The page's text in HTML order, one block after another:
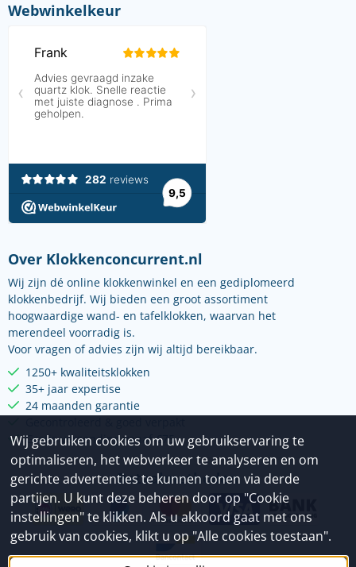
Webwinkelkeur
Over Klokkenconcurrent.nl
Wij zijn dé online klokkenwinkel en een gediplomeerd
klokkenbedrijf. Wij bieden een groot assortiment
hoogwaardige wand- en tafelklokken, waarvan het
merendeel voorradig is.
Voor vragen of advies zijn wij altijd bereikbaar.
1250+ kwaliteitsklokken
35+ jaar expertise
24 maanden garantie
Gratis verzending vanaf €75
Betaalmethoden
Wij gebruiken cookies om uw gebruikservaring te
optimaliseren, het webverkeer te analyseren en om
gerichte advertenties te kunnen tonen via derde
partijen. U kunt deze beheren door op "Cookie
instellingen" te klikken. Als u akkoord gaat met ons
gebruik van cookies, klikt u op "Alle cookies toestaan".